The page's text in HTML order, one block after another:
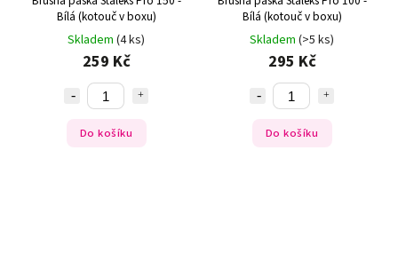
Bílá (kotouč v boxu)
Skladem (4 ks)
259 Kč
Do košíku
Bílá (kotouč v boxu)
Skladem (>5 ks)
295 Kč
Do košíku